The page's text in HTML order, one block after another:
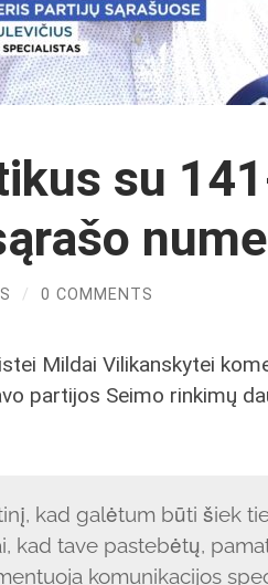
su
/ 0 COMMENTS
Mildai Vilikanskytei
partijos Seimo rinkimų
kad galėtum būti šiek
kad tave pastebėtų,
komunikacijos